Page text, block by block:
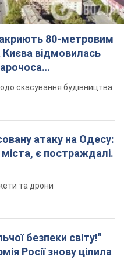
безпеки світу!"
Росії знову цілила
десятки ракет,